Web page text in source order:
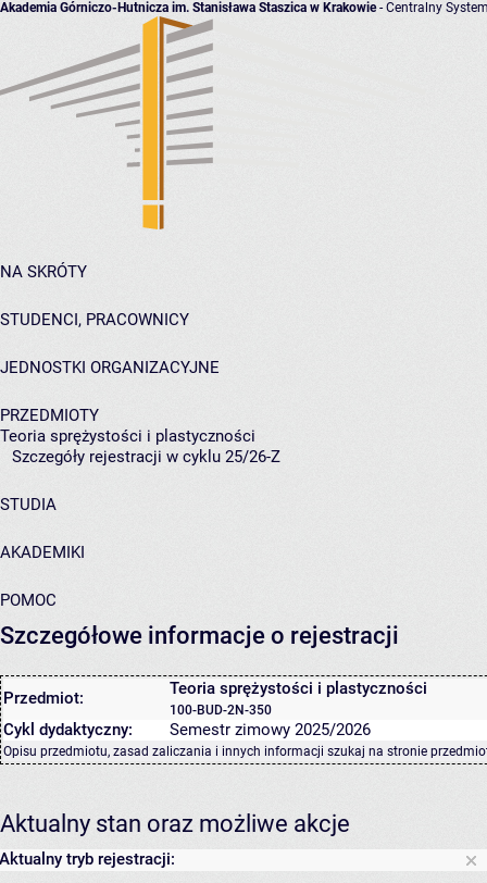
Akademia Górniczo-Hutnicza im. Stanisława Staszica w Krakowie- Centralny
NA SKRÓTY
STUDENCI, PRACOWNICY
JEDNOSTKI ORGANIZACYJNE
PRZEDMIOTY
Teoria sprężystości i plastyczności
Szczegóły rejestracji w cyklu 25/26-Z
STUDIA
AKADEMIKI
POMOC
Szczegółowe informacje o rejestracji
Przedmiot: Teoria sprężystości i plastyczności
100-BUD-2N-350
Cykl dydaktyczny: Semestr zimowy 2025/2026
Opisu przedmiotu, zasad zaliczania i innych informacji szukaj na stronie
Aktualny stan oraz możliwe akcje
Aktualny tryb rejestracji: